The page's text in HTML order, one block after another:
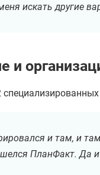
искать другие
и
и там, и
ПланФакт. Да и